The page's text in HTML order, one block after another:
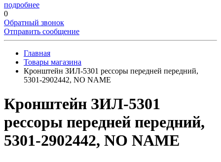
подробнее
0
Обратный звонок
Отправить сообщение
Главная
Товары магазина
Кронштейн ЗИЛ-5301 рессоры передней передний,
5301-2902442, NO NAME
Кронштейн ЗИЛ-5301
рессоры передней передний,
5301-2902442, NO NAME